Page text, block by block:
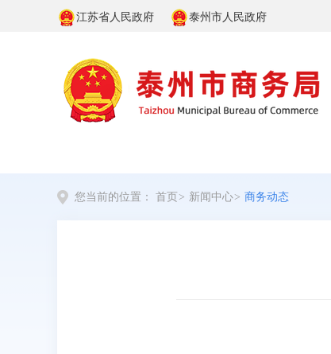
江苏省人民政府 泰州市人民政府
您当前的位置： 首页 > 新闻中心> 商务动态